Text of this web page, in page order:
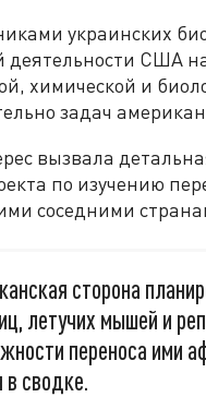
украинских
деятельности США
химической и
задач
вызвала
по изучению
соседними
сторона
летучих мышей и
переноса ими
в сводке.